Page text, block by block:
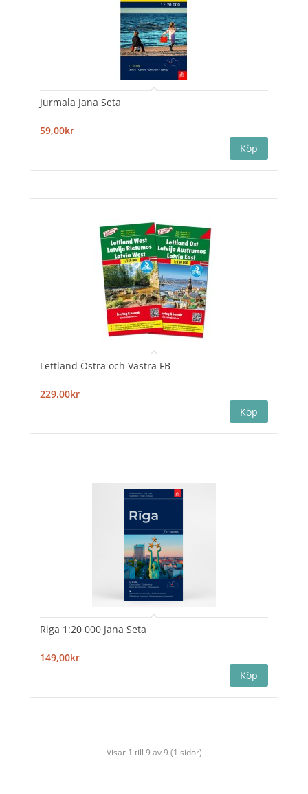
Jurmala Jana Seta
59,00kr
Lettland Östra och Västra FB
229,00kr
Riga 1:20 000 Jana Seta
149,00kr
Visar 1 till 9 av 9 (1 sidor)